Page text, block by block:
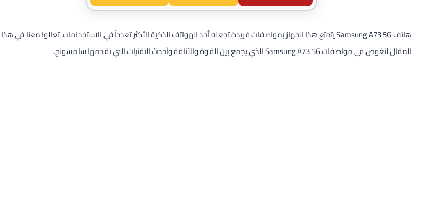
هاتف Samsung A73 5G يتمتع هذا الجهاز بمواصفات فريدة تجعله أحد الهواتف الذكية الأكثر تعدداً في الاستخدامات. تعالوا معنا في هذا
المقال لنغوص في مواصفات Samsung A73 5G الذي يجمع بين القوة والأناقة وأحدث التقنيات التي تقدمها سامسونج.